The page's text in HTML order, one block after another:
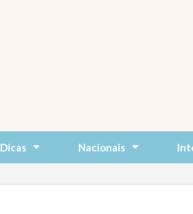
Dicas Nacionais